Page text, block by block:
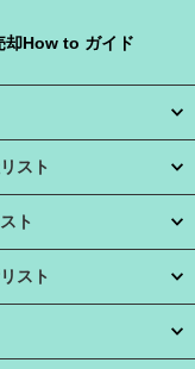
却How to ガイド
スト
ト
スト